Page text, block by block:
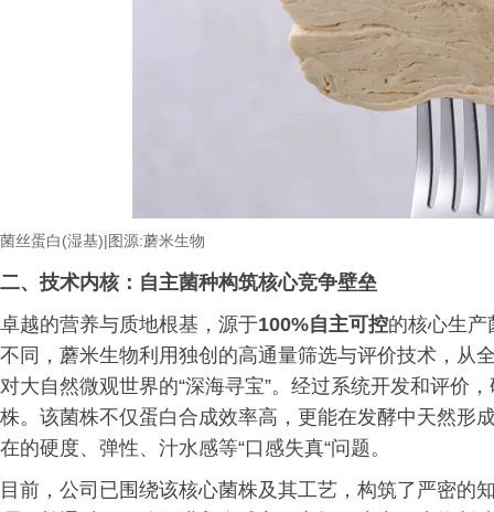
菌丝蛋白(湿基)|图源:蘑米生物
二、技术内核：自主菌种构筑核心竞争壁垒
卓越的营养与质地根基，源于100%自主可控的核心生
不同，蘑米生物利用独创的高通量筛选与评价技术，从
对大自然微观世界的“深海寻宝”。经过系统开发和评价
株。该菌株不仅蛋白合成效率高，更能在发酵中天然形
在的硬度、弹性、汁水感等“口感失真“问题。
目前，公司已围绕该核心菌株及其工艺，构筑了严密的